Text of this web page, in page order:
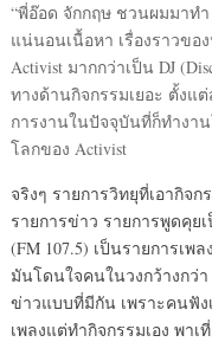
“พี่อ๊อด จักกฤษ ชวนผมมาทำ
แน่นอนเนื้อหา เรื่องราวขอ
Activist มากกว่าเป็น DJ
ทางด้านกิจกรรมเยอะ ตั้งแ
การงานในปัจจุบันที่ก็ทำงา
โลกของ Activist
จริงๆ รายการวิทยุที่เอากิจ
รายการข่าว รายการพูดคุยเ
(FM 107.5) เป็นรายการเพ
มันโดนใจคนในวงกว้างกว่
ข่าวแบบที่มีกัน เพราะคนฟัง
เพลงแต่ทำกิจกรรมเอง พาเ